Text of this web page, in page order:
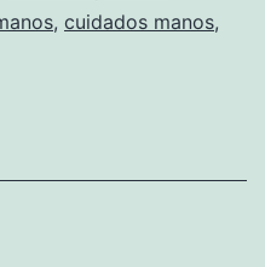
, cuidados manos,